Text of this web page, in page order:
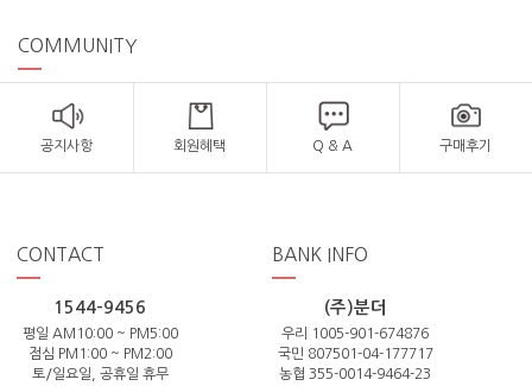
COMMUNITY
공지사항 회원혜택 Q & A 구매후기
CONTACT
1544-9456
평일 AM10:00 ~ PM5:00
점심 PM1:00 ~ PM2:00
토/일요일, 공휴일 휴무
BANK INFO
(주)분더
우리 1005-901-674876
국민 807501-04-177717
농협 355-0014-9464-23